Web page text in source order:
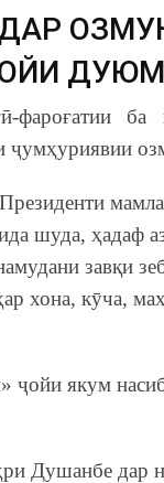
фароғатии
ҷумҳуриявии
шуда, ҳадаф
завқи
хона, кӯча,
ҷойи якум
Душанбе дар